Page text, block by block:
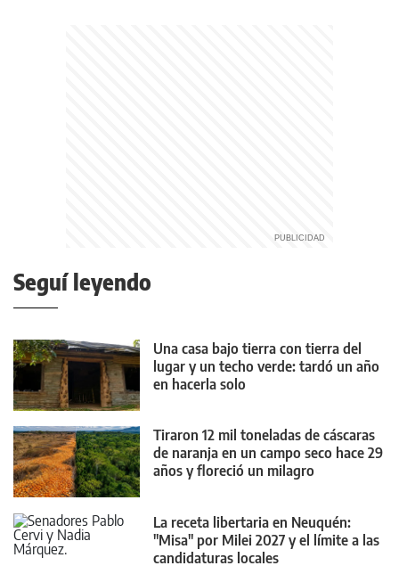
Seguí leyendo
Una casa bajo tierra con tierra del
lugar y un techo verde: tardó un año
en hacerla solo
Tiraron 12 mil toneladas de cáscaras
de naranja en un campo seco hace 29
años y floreció un milagro
La receta libertaria en Neuquén:
"Misa" por Milei 2027 y el límite a las
candidaturas locales